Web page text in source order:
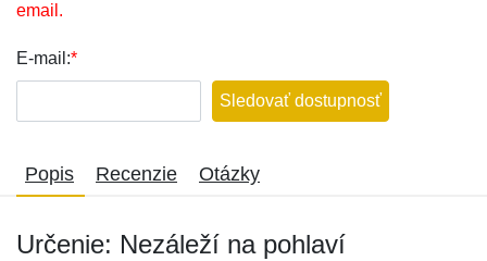
email.
E-mail:*
Sledovať dostupnosť
Popis Recenzie Otázky
Určenie: Nezáleží na pohlaví